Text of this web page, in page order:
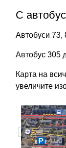
С автобус
Автобуси 73,
Автобус 305
Карта на
увеличите